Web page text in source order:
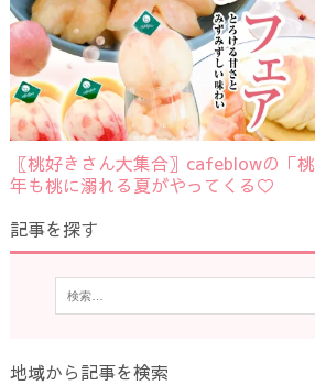
〖桃好きさん大集合〗cafeblowの「
年も桃に溺れる夏がやってくる♡
記事を探す
地域から記事を検索